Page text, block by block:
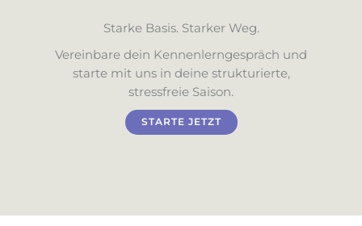
Starke Basis. Starker Weg.
Vereinbare dein Kennenlerngespräch und
starte mit uns in deine strukturierte,
stressfreie Saison.
STARTE JETZT